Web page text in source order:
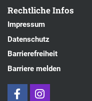
Rechtliche Infos
Impressum
Datenschutz
Barrierefreiheit
Barriere melden